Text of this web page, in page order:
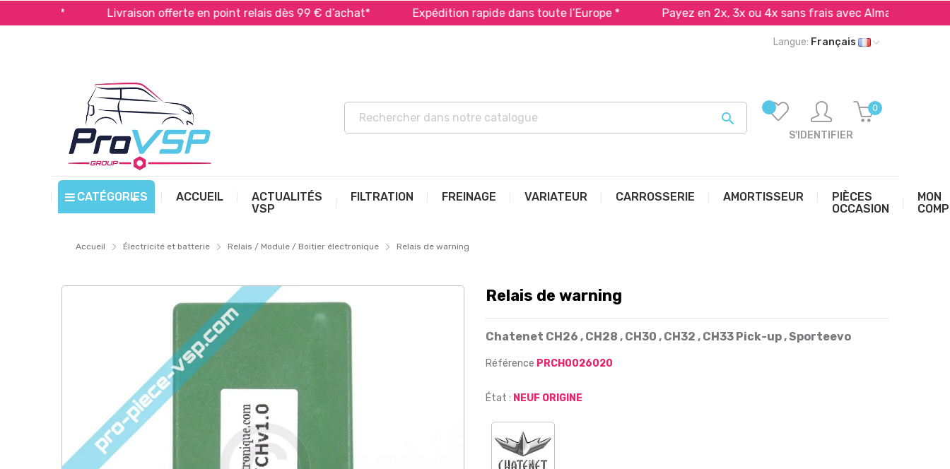
Livraison offerte en point relais dès 99 € d’achat* Expédition rapide dans toute l’Europe * Payez en 2x, 3x ou 4x sans frais avec Alma et PayPal*
Langue: Français

S'IDENTIFIER
0
CATÉGORIES ACCUEIL
ACTUALITÉS
VSP
FILTRATION FREINAGE VARIATEUR CARROSSERIE AMORTISSEUR
PIÈCES
OCCASION
MON
Accueil Électricité et batterie Relais / Module / Boitier électronique Relais de warning
Relais de warning
Chatenet CH26 , CH28 , CH30 , CH32 , CH33 Pick-up , Sporteevo
Référence PRCH0026020
État : NEUF ORIGINE